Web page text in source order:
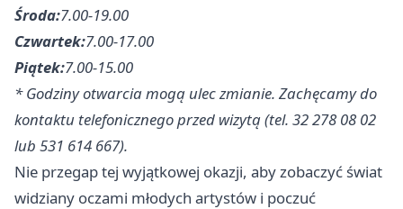
Środa:7.00-19.00
Czwartek:7.00-17.00
Piątek:7.00-15.00
* Godziny otwarcia mogą ulec zmianie. Zachęcamy do
kontaktu telefonicznego przed wizytą (tel. 32 278 08 02
lub 531 614 667).
Nie przegap tej wyjątkowej okazji, aby zobaczyć świat
widziany oczami młodych artystów i poczuć